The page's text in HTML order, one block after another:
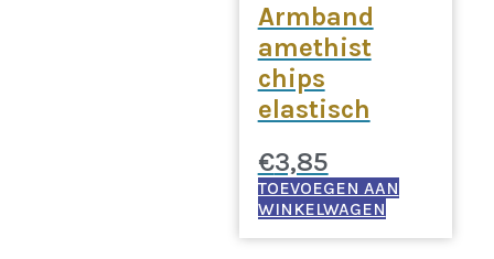
Armband
amethist
chips
elastisch
€3,85
TOEVOEGEN AAN
WINKELWAGEN